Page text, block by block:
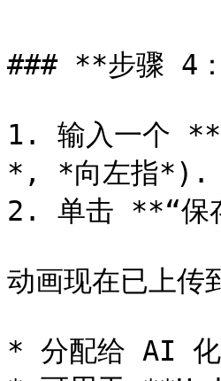
### **步骤 4
1. 输入一个 **
*, *向左指*).
2. 单击 **“保
动画现在已上
* 分配给 AI